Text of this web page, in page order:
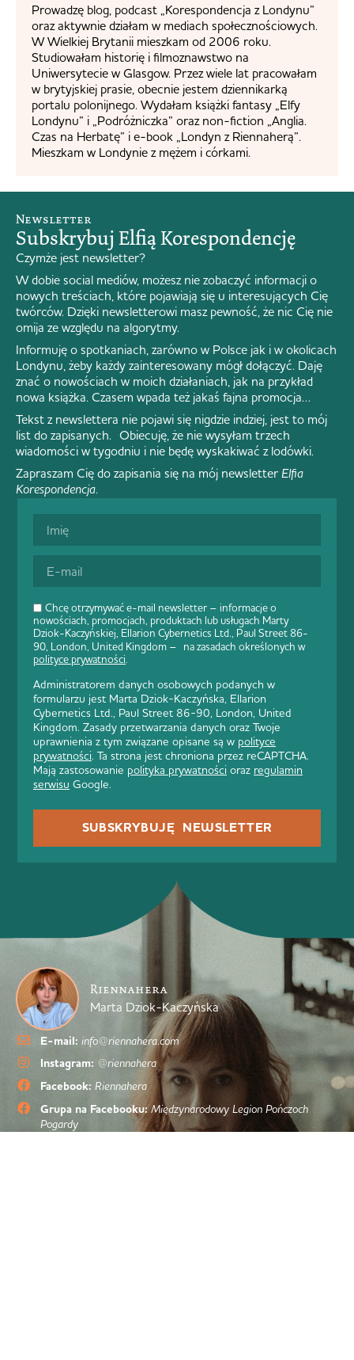
Prowadzę blog, podcast „Korespondencja z Londynu”
oraz aktywnie działam w mediach społecznościowych.
W Wielkiej Brytanii mieszkam od 2006 roku.
Studiowałam historię i filmoznawstwo na
Uniwersytecie w Glasgow. Przez wiele lat pracowałam
w brytyjskiej prasie, obecnie jestem dziennikarką
portalu polonijnego. Wydałam książki fantasy „Elfy
Londynu” i „Podróżniczka” oraz non-fiction „Anglia.
Czas na Herbatę” i e-book „Londyn z Riennaherą”.
Mieszkam w Londynie z mężem i córkami.
Chcę otrzymywać e-mail newsletter – informacje o
nowościach, promocjach, produktach lub usługach Marty
Dziok-Kaczyńskiej, Ellarion Cybernetics Ltd., Paul Street 86-
90, London, United Kingdom – na zasadach określonych w
polityce prywatności.
Administratorem danych osobowych podanych w
formularzu jest Marta Dziok-Kaczyńska, Ellarion
Cybernetics Ltd., Paul Street 86-90, London, United
Kingdom. Zasady przetwarzania danych oraz Twoje
uprawnienia z tym związane opisane są w polityce
prywatności. Ta strona jest chroniona przez reCAPTCHA.
Mają zastosowanie polityka prywatności oraz regulamin
serwisu Google.
SUBSKRYBUJĘ NEWSLETTER
Newsletter
Subskrybuj Elfią Korespondencję
Czymże jest newsletter?
W dobie social mediów, możesz nie zobaczyć informacji o
nowych treściach, które pojawiają się u interesujących Cię
twórców. Dzięki newsletterowi masz pewność, że nic Cię nie
omija ze względu na algorytmy.
Informuję o spotkaniach, zarówno w Polsce jak i w okolicach
Londynu, żeby każdy zainteresowany mógł dołączyć. Daję
znać o nowościach w moich działaniach, jak na przykład
nowa książka. Czasem wpada też jakaś fajna promocja…
Tekst z newslettera nie pojawi się nigdzie indziej, jest to mój
list do zapisanych. Obiecuję, że nie wysyłam trzech
wiadomości w tygodniu i nie będę wyskakiwać z lodówki.
Zapraszam Cię do zapisania się na mój newsletter Elfia
Korespondencja.
Riennahera
Marta Dziok-Kaczyńska
E-mail: info@riennahera.com
Instagram: @riennahera
Facebook: Riennahera
Grupa na Facebooku: Międzynarodowy Legion Pończoch
Pogardy